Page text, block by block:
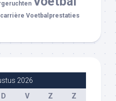
Voetbalprestaties
2026
D V Z
Z